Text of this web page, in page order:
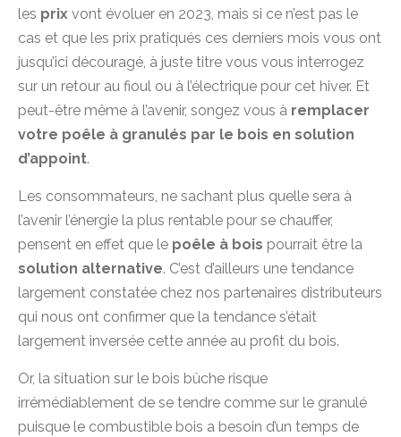
les prix vont évoluer en 2023, mais si ce n’est pas le
cas et que les prix pratiqués ces derniers mois vous ont
jusqu’ici découragé, à juste titre vous vous interrogez
sur un retour au fioul ou à l’électrique pour cet hiver. Et
peut-être même à l’avenir, songez vous à remplacer
votre poêle à granulés par le bois en solution
d’appoint.
Les consommateurs, ne sachant plus quelle sera à
l’avenir l’énergie la plus rentable pour se chauffer,
pensent en effet que le poêle à bois pourrait être la
solution alternative. C’est d’ailleurs une tendance
largement constatée chez nos partenaires distributeurs
qui nous ont confirmer que la tendance s’était
largement inversée cette année au profit du bois.
Or, la situation sur le bois bûche risque
irrémédiablement de se tendre comme sur le granulé
puisque le combustible bois a besoin d’un temps de